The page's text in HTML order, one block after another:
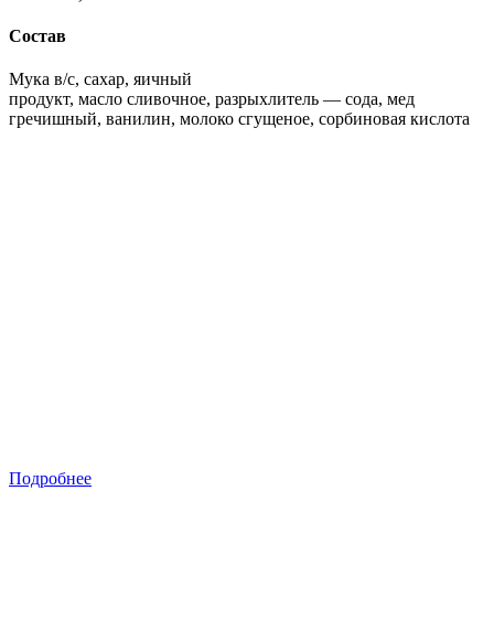
Состав
Мука в/с, сахар, яичный
продукт, масло сливочное, разрыхлитель — сода, мед
гречишный, ванилин, молоко сгущеное, сорбиновая кислота
Подробнее